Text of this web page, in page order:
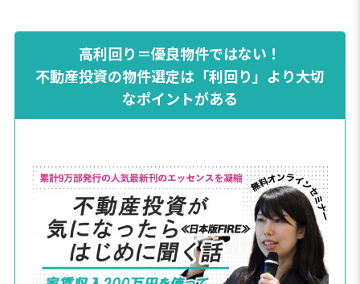
高利回り＝優良物件ではない！
不動産投資の物件選定は「利回り」より大切
なポイントがある